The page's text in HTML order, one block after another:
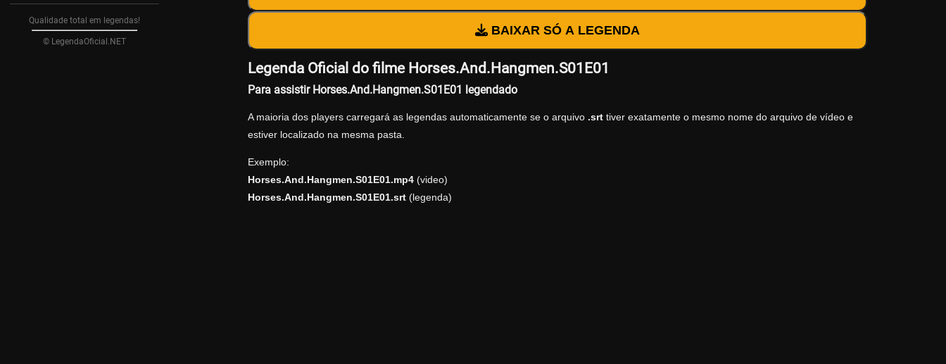
Qualidade total em legendas!
© LegendaOficial.NET
BAIXAR SÓ A LEGENDA
Legenda Oficial do filme Horses.And.Hangmen.S01E01
Para assistir Horses.And.Hangmen.S01E01 legendado
A maioria dos players carregará as legendas automaticamente se o arquivo .srttiver exatamente o mesmo nome do arquivo de vídeo e
estiver localizado na mesma pasta.
Exemplo:
Horses.And.Hangmen.S01E01.mp4(video)
Horses.And.Hangmen.S01E01.srt(legenda)